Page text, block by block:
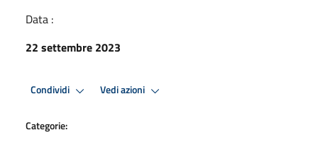
Data :
22 settembre 2023
Condividi Vedi azioni
Categorie: